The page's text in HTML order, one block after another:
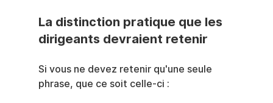
La distinction pratique que les
dirigeants devraient retenir
Si vous ne devez retenir qu'une seule
phrase, que ce soit celle-ci :